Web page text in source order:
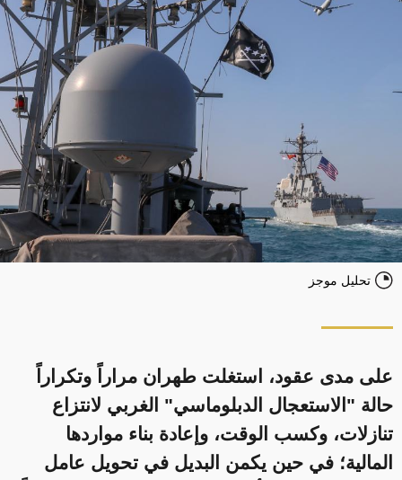
تحليل موجز
على مدى عقود، استغلت طهران مراراً وتكراراً
حالة "الاستعجال الدبلوماسي" الغربي لانتزاع
تنازلات، وكسب الوقت، وإعادة بناء مواردها
المالية؛ في حين يكمن البديل في تحويل عامل